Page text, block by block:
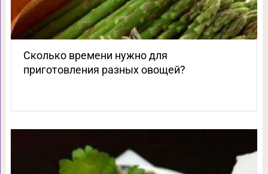
Сколько времени нужно для
приготовления разных овощей?